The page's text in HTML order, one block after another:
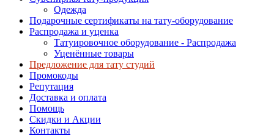
Одежда
Подарочные сертификаты на тату-оборудование
Распродажа и уценка
Татуировочное оборудование - Распродажа
Уценённые товары
Предложение для тату студий
Промокоды
Репутация
Доставка и оплата
Помощь
Скидки и Акции
Контакты